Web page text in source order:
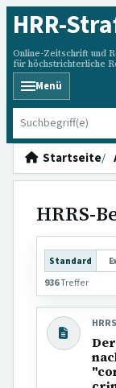
HRR-
Online-Zeitschrift und
für höchstrichterliche
Menü
HRRS durchsuchen
Startseite
HRRS-
Standard
936Treffer